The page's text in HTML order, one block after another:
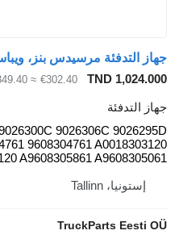
TND
€302.40
≈ $349.40
9026300C 9026306C
A9608304761 9608304761
0018303120 A9608305861